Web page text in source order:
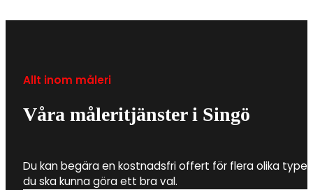
Allt inom måleri
Våra måleritjänster i Singö
Du kan begära en kostnadsfri offert för flera olika
du ska kunna göra ett bra val.